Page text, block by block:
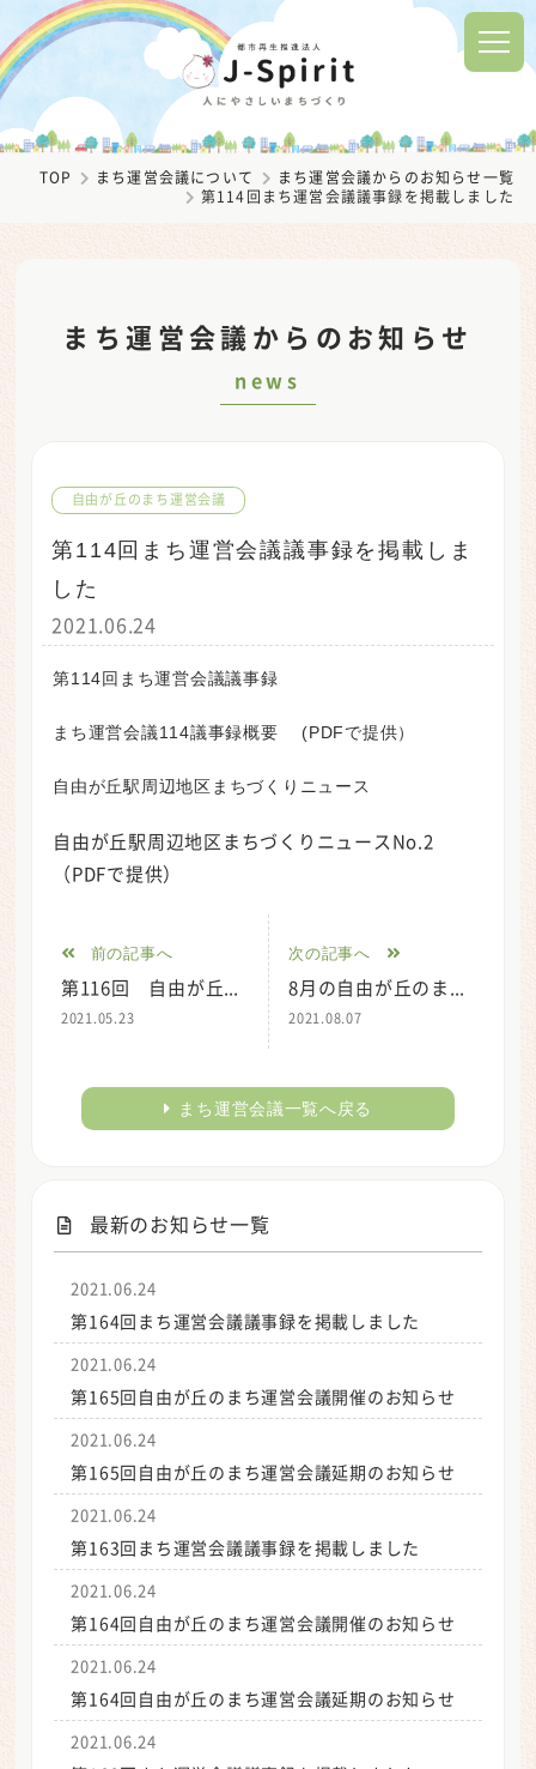
TOP まち運営会議について
まち運営会議からのお知らせ一覧
第114回まち運営会議議事録を掲載しました
まち運営会議からのお知らせ
news
自由が丘のまち運営会議
第114回まち運営会議議事録を掲載しま
した
2021.06.24
第114回まち運営会議議事録
まち運営会議114議事録概要 (PDFで提供）
自由が丘駅周辺地区まちづくりニュース
自由が丘駅周辺地区まちづくりニュースNo.2
（PDFで提供）
前の記事へ
第116回 自由が丘のまち運営会議中止のお知らせ
2021.05.23
次の記事へ
8月の自由が丘のまち運営会議中止のお知らせ
2021.08.07
まち運営会議一覧へ戻る
最新のお知らせ一覧
2021.06.24
第164回まち運営会議議事録を掲載しました
2021.06.24
第165回自由が丘のまち運営会議開催のお知らせ
2021.06.24
第165回自由が丘のまち運営会議延期のお知らせ
2021.06.24
第163回まち運営会議議事録を掲載しました
2021.06.24
第164回自由が丘のまち運営会議開催のお知らせ
2021.06.24
第164回自由が丘のまち運営会議延期のお知らせ
2021.06.24